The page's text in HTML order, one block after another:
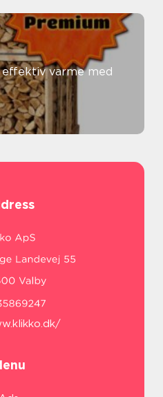
varme med